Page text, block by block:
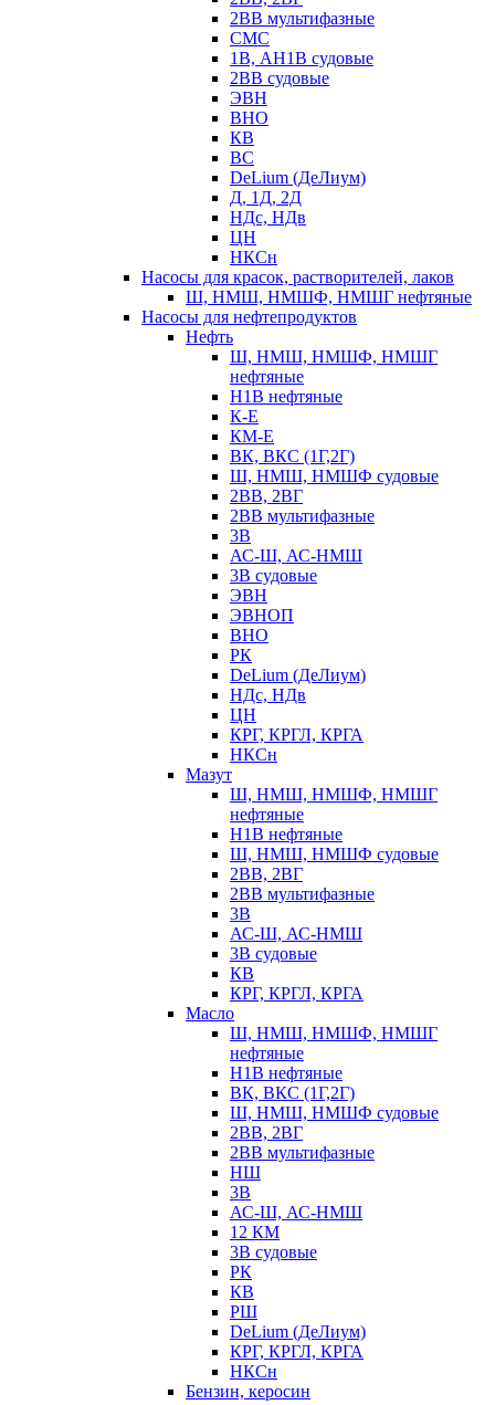
2ВВ мультифазные
СМС
1В, АН1В судовые
2ВВ судовые
ЭВН
ВНО
КВ
ВС
DeLium (ДеЛиум)
Д, 1Д, 2Д
НДс, НДв
ЦН
НКСн
Насосы для красок, растворителей, лаков
Ш, НМШ, НМШФ, НМШГ нефтяные
Насосы для нефтепродуктов
Нефть
Ш, НМШ, НМШФ, НМШГ
нефтяные
Н1В нефтяные
К-Е
КМ-Е
ВК, ВКС (1Г,2Г)
Ш, НМШ, НМШФ судовые
2ВВ, 2ВГ
2ВВ мультифазные
3В
АС-Ш, АС-НМШ
3В судовые
ЭВН
ЭВНОП
ВНО
РК
DeLium (ДеЛиум)
НДс, НДв
ЦН
КРГ, КРГЛ, КРГА
НКСн
Мазут
Ш, НМШ, НМШФ, НМШГ
нефтяные
Н1В нефтяные
Ш, НМШ, НМШФ судовые
2ВВ, 2ВГ
2ВВ мультифазные
3В
АС-Ш, АС-НМШ
3В судовые
КВ
КРГ, КРГЛ, КРГА
Масло
Ш, НМШ, НМШФ, НМШГ
нефтяные
Н1В нефтяные
ВК, ВКС (1Г,2Г)
Ш, НМШ, НМШФ судовые
2ВВ, 2ВГ
2ВВ мультифазные
НШ
3В
АС-Ш, АС-НМШ
12 КМ
3В судовые
РК
КВ
РШ
DeLium (ДеЛиум)
КРГ, КРГЛ, КРГА
НКСн
Бензин, керосин